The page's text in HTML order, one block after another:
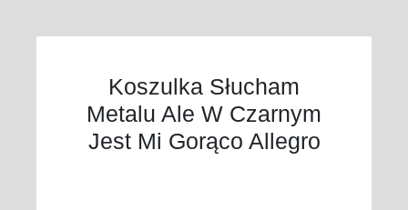
Koszulka Słucham
Metalu Ale W Czarnym
Jest Mi Gorąco Allegro